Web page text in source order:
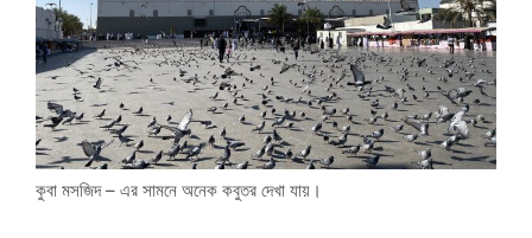
কুবা মসজিদ – এর সামনে অনেক কবুতর দেখা যায়।